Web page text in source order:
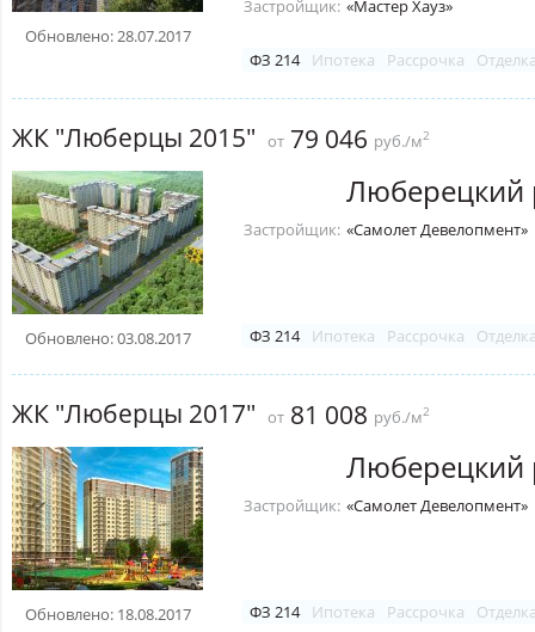
Обновлено: 28.07.2017
Застройщик: «Мастер Хауз»
ФЗ 214 Ипотека Рассрочка
ЖК "Люберцы 2015" от 79 046 руб./м2
Обновлено: 03.08.2017
Люберецкий
Застройщик: «Самолет Девелопмент»
ФЗ 214 Ипотека Рассрочка
ЖК "Люберцы 2017" от 81 008 руб./м2
Обновлено: 18.08.2017
Люберецкий
Застройщик: «Самолет Девелопмент»
ФЗ 214 Ипотека Рассрочка